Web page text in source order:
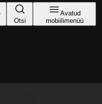
Otsi
Avatud
mobiilimenüü